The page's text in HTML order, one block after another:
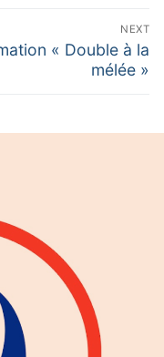
NEXT
« Double à la
mélée »